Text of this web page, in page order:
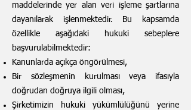
maddelerinde yer alan veri işleme şartlarına
dayanılarak işlenmektedir. Bu kapsamda
özellikle aşağıdaki hukuki sebeplere
başvurulabilmektedir:
Kanunlarda açıkça öngörülmesi,
Bir sözleşmenin kurulması veya ifasıyla
doğrudan doğruya ilgili olması,
Şirketimizin hukuki yükümlülüğünü yerine